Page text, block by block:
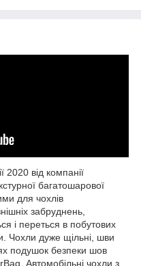
2020 від компанії
багатошарової
для чохлів
забруднень,
і переться в побутових
Чохли дуже щільні, шви
подушок безпеки шов
Автомобільні чохли з